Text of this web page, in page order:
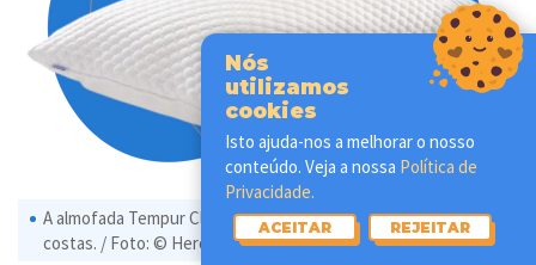
A almofada Tempur Cloud: ideal para quem gosta de dormir de
costas. / Foto: © Heroidosono
Nós
utilizamos
cookies
Isto ajuda-nos a melhorar o nosso
conteúdo. Veja a nossa Política de
Privacidade.
ACEITAR REJEITAR